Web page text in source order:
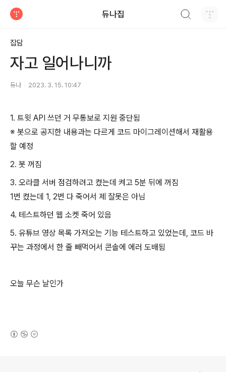
듀나집
잡담
자고 일어나니까
듀나 2023. 3. 15. 10:47
1. 트윗 API 쓰던 거 무통보로 지원 중단됨
※ 봇으로 공지한 내용과는 다르게 코드 마이그레이션해서 재활용
할 예정
2. 봇 꺼짐
3. 오라클 서버 점검하려고 켰는데 켜고 5분 뒤에 꺼짐
1번 켰는데 1, 2번 다 죽어서 제 잘못은 아님
4. 테스트하던 웹 소켓 죽어 있음
5. 유튜브 영상 목록 가져오는 기능 테스트하고 있었는데, 코드 바
꾸는 과정에서 한 줄 빼먹어서 콘솔에 에러 도배됨
오늘 무슨 날인가